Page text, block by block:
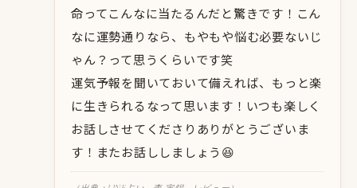
命ってこんなに当たるんだと驚きです！こん
なに運勢通りなら、もやもや悩む必要ないじ
ゃん？って思うくらいです笑
運気予報を聞いておいて備えれば、もっと楽
に生きられるなって思います！いつも楽しく
お話しさせてくださりありがとうございま
す！またお話ししましょう😆